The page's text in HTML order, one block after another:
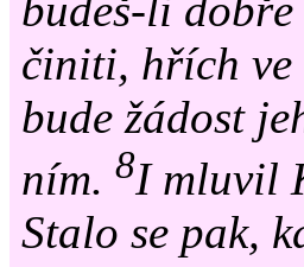
budeš-li
činiti, hřích ve
bude žádost
ním. 8I mluvil
Stalo se pak,